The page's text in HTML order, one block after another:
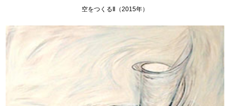
空をつくるⅡ（2015年）